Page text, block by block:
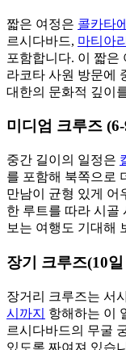
짧은 여정은 콜카타
르시다바드, 마티아리
포함합니다. 이 짧은
라코타 사원 방문에
대한의 문화적 깊이
미디엄 크루즈
중간 길이의 일정은
를 포함해 북쪽으로
만남이 균형 있게 어
한 루트를 따라 시골
보는 여행도 기대해
장기 크루즈(10
장거리 크루즈는 서
시까지
항해하는 이
르시다바드의 무굴
있도록 짜여져 있습